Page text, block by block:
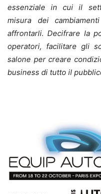
essenziale in cui il
misura dei
affrontarli.Decifrare la
operatori, facilitare gli
salone per creare
business di tutto il